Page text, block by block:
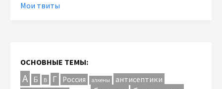
Мои твиты
ОСНОВНЫЕ ТЕМЫ:
А Б В Г Россия алкены антисептики